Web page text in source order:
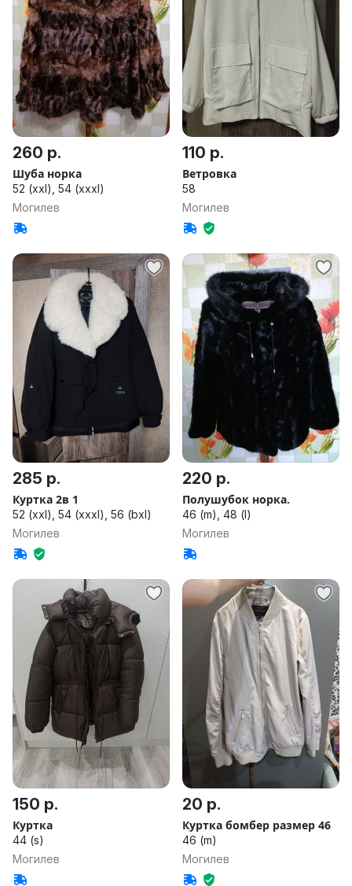
260 р.
Шуба норка
52 (xxl), 54 (xxxl)
Могилев
110 р.
Ветровка
58
Могилев
285 р.
Куртка 2в 1
52 (xxl), 54 (xxxl), 56 (bxl)
Могилев
220 р.
Полушубок норка.
46 (m), 48 (l)
Могилев
150 р.
Куртка
44 (s)
Могилев
20 р.
Куртка бомбер размер 46
46 (m)
Могилев